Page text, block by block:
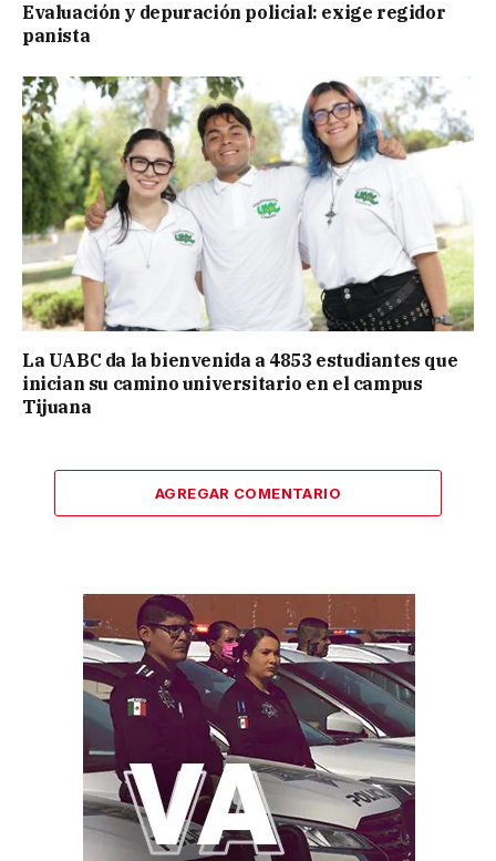
Evaluación y depuración policial: exige regidor
panista
La UABC da la bienvenida a 4853 estudiantes que
inician su camino universitario en el campus
Tijuana
AGREGAR COMENTARIO